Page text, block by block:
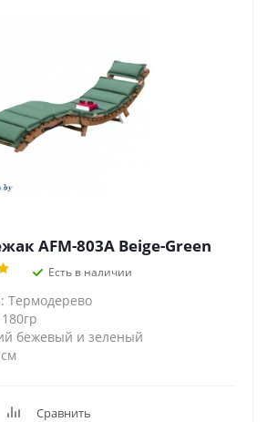
AFM-803A Beige-Green
Есть в наличии
Термодерево
бежевый и зеленый
Сравнить